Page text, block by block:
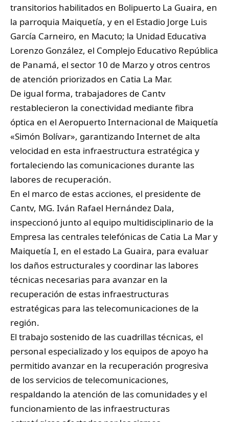
transitorios habilitados en Bolipuerto La Guaira, en
la parroquia Maiquetía, y en el Estadio Jorge Luis
García Carneiro, en Macuto; la Unidad Educativa
Lorenzo González, el Complejo Educativo República
de Panamá, el sector 10 de Marzo y otros centros
de atención priorizados en Catia La Mar.
De igual forma, trabajadores de Cantv
restablecieron la conectividad mediante fibra
óptica en el Aeropuerto Internacional de Maiquetía
«Simón Bolívar», garantizando Internet de alta
velocidad en esta infraestructura estratégica y
fortaleciendo las comunicaciones durante las
labores de recuperación.
En el marco de estas acciones, el presidente de
Cantv, MG. Iván Rafael Hernández Dala,
inspeccionó junto al equipo multidisciplinario de la
Empresa las centrales telefónicas de Catia La Mar y
Maiquetía I, en el estado La Guaira, para evaluar
los daños estructurales y coordinar las labores
técnicas necesarias para avanzar en la
recuperación de estas infraestructuras
estratégicas para las telecomunicaciones de la
región.
El trabajo sostenido de las cuadrillas técnicas, el
personal especializado y los equipos de apoyo ha
permitido avanzar en la recuperación progresiva
de los servicios de telecomunicaciones,
respaldando la atención de las comunidades y el
funcionamiento de las infraestructuras